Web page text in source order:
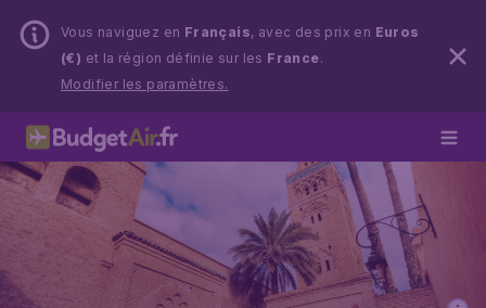
Vous naviguez en Français, avec des prix en Euros
(€) et la région définie sur les France.
Modifier les paramètres.